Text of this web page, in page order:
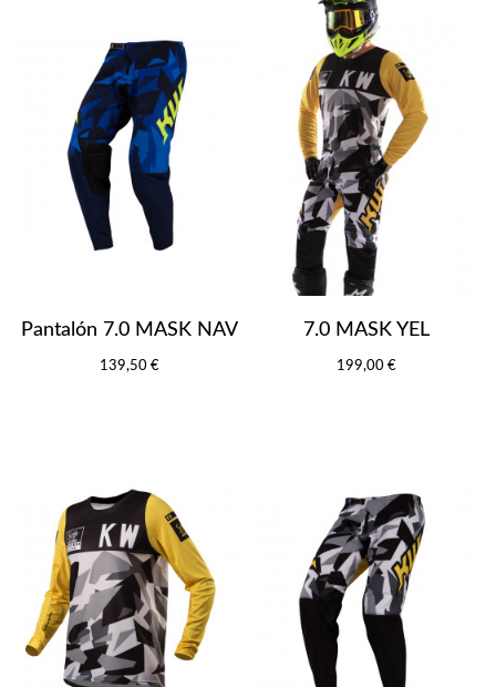
Pantalón 7.0 MASK NAV
139,50 €
7.0 MASK YEL
199,00 €